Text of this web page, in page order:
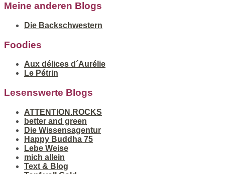
Meine anderen Blogs
Die Backschwestern
Foodies
Aux délices d´Aurélie
Le Pétrin
Lesenswerte Blogs
ATTENTION.ROCKS
better and green
Die Wissensagentur
Happy Buddha 75
Lebe Weise
mich allein
Text & Blog